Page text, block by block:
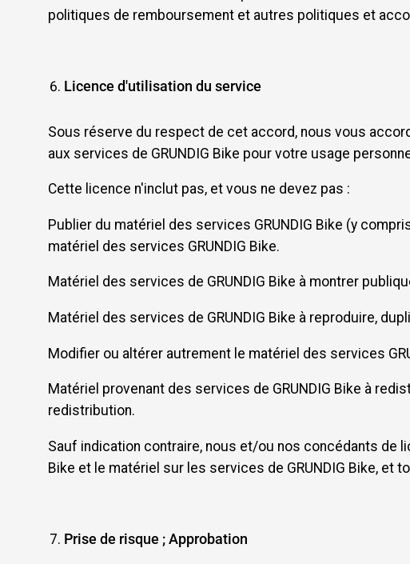
politiques de remboursement et autres politiques et
Licence d'utilisation du service
Sous réserve du respect de cet accord, nous vous
aux services de GRUNDIG Bike pour votre usage
Cette licence n'inclut pas, et vous ne devez pas :
Publier du matériel des services GRUNDIG Bike (y
matériel des services GRUNDIG Bike.
Matériel des services de GRUNDIG Bike à montrer
Matériel des services de GRUNDIG Bike à reproduire,
Modifier ou altérer autrement le matériel des services
Matériel provenant des services de GRUNDIG Bike à
redistribution.
Sauf indication contraire, nous et/ou nos concédants de
Bike et le matériel sur les services de GRUNDIG Bike,
Prise de risque ; Approbation